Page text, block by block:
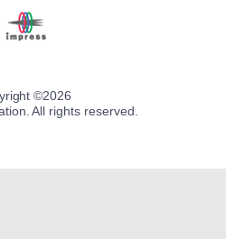
©2026
All rights reserved.